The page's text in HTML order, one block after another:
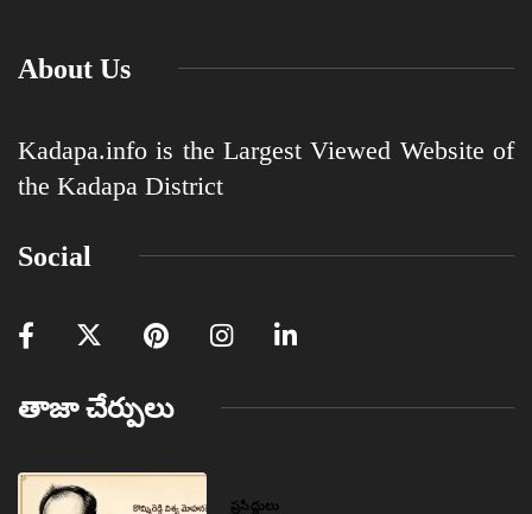
About Us
Kadapa.info is the Largest Viewed Website of
the Kadapa District
Social
తాజా చేర్పులు
ప్రసిద్ధులు